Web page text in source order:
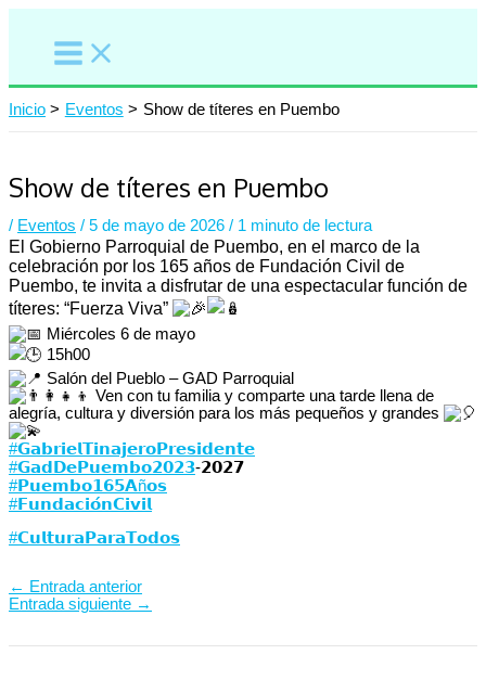
contenido
Inicio Eventos Show de títeres en Puembo
Show de títeres en Puembo
/ Eventos / 5 de mayo de 2026 / 1 minuto de lectura
El Gobierno Parroquial de Puembo, en el marco de la
celebración por los 165 años de Fundación Civil de
Puembo, te invita a disfrutar de una espectacular función de
títeres: “Fuerza Viva”
Miércoles 6 de mayo
15h00
Salón del Pueblo – GAD Parroquial
Ven con tu familia y comparte una tarde llena de
alegría, cultura y diversión para los más pequeños y grandes
#𝗚𝗮𝗯𝗿𝗶𝗲𝗹𝗧𝗶𝗻𝗮𝗷𝗲𝗿𝗼𝗣𝗿𝗲𝘀𝗶𝗱𝗲𝗻𝘁𝗲
#𝗚𝗮𝗱𝗗𝗲𝗣𝘂𝗲𝗺𝗯𝗼𝟮𝟬𝟮𝟯-𝟮𝟬𝟮𝟳⁣
#𝗣𝘂𝗲𝗺𝗯𝗼𝟭𝟲𝟱𝗔ñ𝗼𝘀
#𝗙𝘂𝗻𝗱𝗮𝗰𝗶𝗼́𝗻𝗖𝗶𝘃𝗶𝗹
#𝗖𝘂𝗹𝘁𝘂𝗿𝗮𝗣𝗮𝗿𝗮𝗧𝗼𝗱𝗼𝘀
← Entrada anterior
Entrada siguiente →